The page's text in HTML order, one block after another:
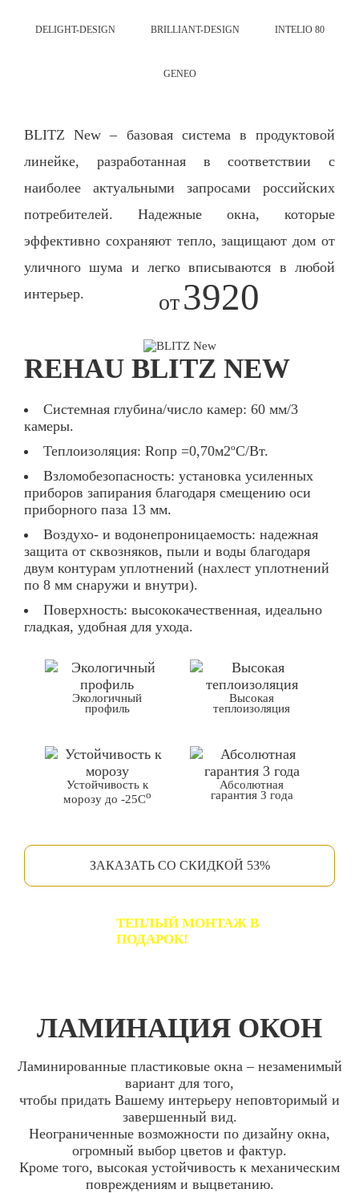
DELIGHT-DESIGN ВRILLIANT-DESIGN INTELIO 80
GENEO
BLITZ New – базовая система в продуктовой
линейке, разработанная в соответствии с
наиболее актуальными запросами российских
потребителей. Надежные окна, которые
эффективно сохраняют тепло, защищают дом от
уличного шума и легко вписываются в любой
интерьер.
от3920
REHAU BLITZ NEW
Системная глубина/число камер: 60 мм/3
камеры.
Теплоизоляция: Rопр =0,70м2ºС/Вт.
Взломобезопасность: установка усиленных
приборов запирания благодаря смещению оси
приборного паза 13 мм.
Воздухо- и водонепроницаемость: надежная
защита от сквозняков, пыли и воды благодаря
двум контурам уплотнений (нахлест уплотнений
по 8 мм снаружи и внутри).
Поверхность: высококачественная, идеально
гладкая, удобная для ухода.
Экологичный
профиль
Высокая
теплоизоляция
Устойчивость к
морозу до -25Сo
Абсолютная
гарантия 3 года
ЗАКАЗАТЬ СО СКИДКОЙ 53%
ТЕПЛЫЙ МОНТАЖ В
ПОДАРОК!
ЛАМИНАЦИЯ ОКОН
Ламинированные пластиковые окна – незаменимый
вариант для того,
чтобы придать Вашему интерьеру неповторимый и
завершенный вид.
Неограниченные возможности по дизайну окна,
огромный выбор цветов и фактур.
Кроме того, высокая устойчивость к механическим
повреждениям и выцветанию.